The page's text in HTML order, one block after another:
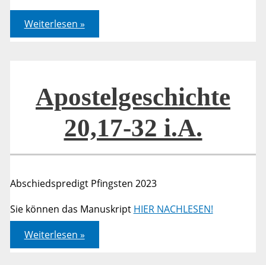
Ermutigungen
Weiterlesen »
Apostelgeschichte
20,17-32 i.A.
Abschiedspredigt Pfingsten 2023
Sie können das Manuskript HIER NACHLESEN!
Apostelgeschichte
20,17-
32
Weiterlesen »